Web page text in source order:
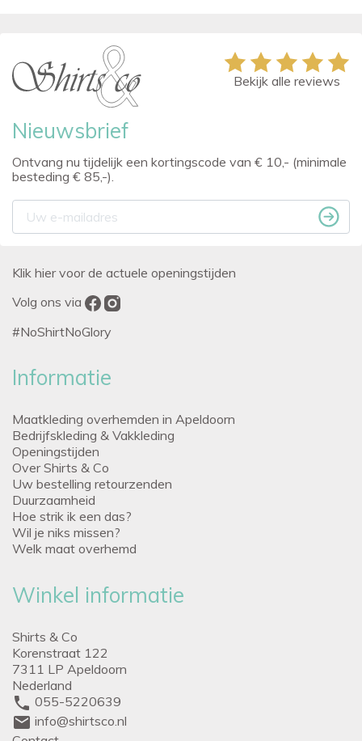
Nieuwsbrief
Ontvang nu tijdelijk een kortingscode van € 10,- (minimale
besteding € 85,-).
Bekijk alle reviews
Klik hier voor de actuele openingstijden
Volg ons via
#NoShirtNoGlory
Informatie
Maatkleding overhemden in Apeldoorn
Bedrijfskleding & Vakkleding
Openingstijden
Over Shirts & Co
Uw bestelling retourzenden
Duurzaamheid
Hoe strik ik een das?
Wil je niks missen?
Welk maat overhemd
Winkel informatie
Shirts & Co
Korenstraat 122
7311 LP Apeldoorn
Nederland
phone 055-5220639
mail info@shirtsco.nl